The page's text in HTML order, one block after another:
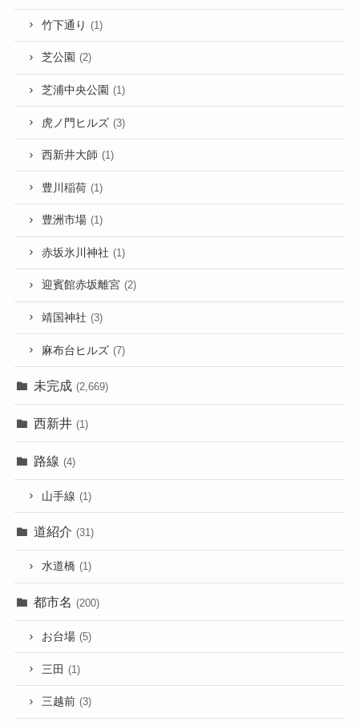
竹下通り (1)
芝公園 (2)
芝浦中央公園 (1)
虎ノ門ヒルズ (3)
西新井大師 (1)
豊川稲荷 (1)
豊洲市場 (1)
赤坂氷川神社 (1)
迎賓館赤坂離宮 (2)
靖国神社 (3)
麻布台ヒルズ (7)
未完成 (2,669)
西新井 (1)
路線 (4)
山手線 (1)
道紹介 (31)
水道橋 (1)
都市名 (200)
お台場 (5)
三田 (1)
三越前 (3)